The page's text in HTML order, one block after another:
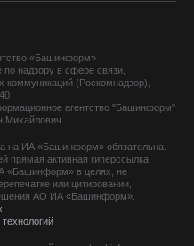
«Башинформ»
надзору в сфере связи,
(Роскомнадзор),
агентство "Башинформ"
Михайлович
на ИА «Башинформ» обязательна.
прямая активная гиперссылка
«Башинформ» в целях, не
или цитировании,
АО ИА «Башинформ».